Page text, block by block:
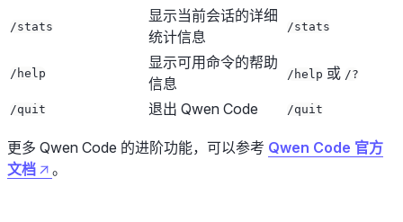
/stats
显示当前会话的详细
统计信息
/stats
/help
显示可用命令的帮助
信息
/help 或 /?
/quit 退出 Qwen Code /quit
更多 Qwen Code 的进阶功能，可以参考 Qwen Code 官方
文档
。